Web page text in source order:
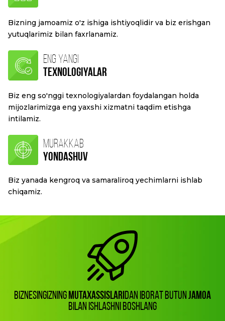
Bizning jamoamiz o'z ishiga ishtiyoqlidir va biz erishgan
yutuqlarimiz bilan faxrlanamiz.
ENG YANGI
TEXNOLOGIYALAR
Biz eng so'nggi texnologiyalardan foydalangan holda
mijozlarimizga eng yaxshi xizmatni taqdim etishga
intilamiz.
MURAKKAB
YONDASHUV
Biz yanada kengroq va samaraliroq yechimlarni ishlab
chiqamiz.
BIZNESINGIZNINGMUTAXASSISLARIDAN IBORAT BUTUNJAMOA
BILAN ISHLASHNI BOSHLANG